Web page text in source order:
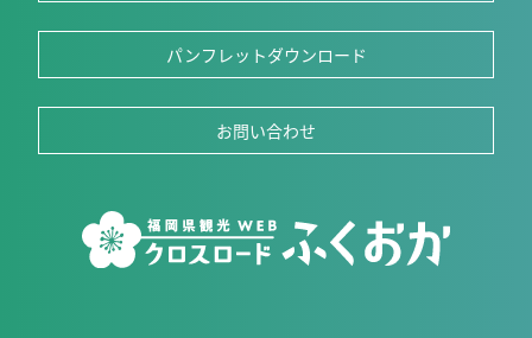
パンフレットダウンロード
お問い合わせ